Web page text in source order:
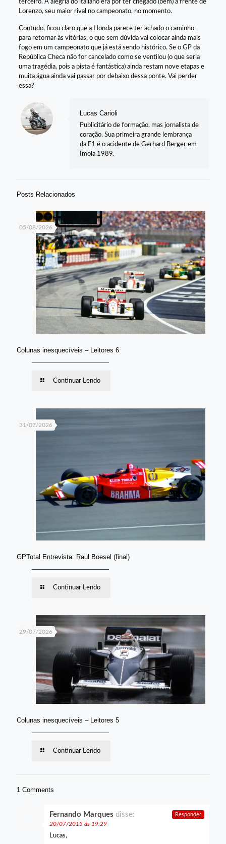
terceiro. A alegria do italiano era por ter chegado (bem) à frente de
Lorenzo, seu maior rival no campeonato, no momento.
Contudo, ficou claro que a Honda parece ter achado o caminho
para retornar às vitórias, o que sem dúvida vai colocar ainda mais
fogo em um campeonato que já está sendo histórico. Se o GP da
República Checa não for cancelado como se ventilou (o que seria
uma tragédia, pois a pista é fantástica) ainda restam nove etapas e
muita água ainda vai passar por debaixo dessa ponte. Vai perder
essa?
Lucas Carioli
Publicitário de formação, mas jornalista de
coração. Sua primeira grande lembrança
da F1 é o acidente de Gerhard Berger em
Imola 1989.
Posts Relacionados
05/08/2026
Colunas inesquecíveis – Leitores 6
Continuar Lendo
31/07/2026
GPTotal Entrevista: Raul Boesel (final)
Continuar Lendo
29/07/2026
Colunas inesquecíveis – Leitores 5
Continuar Lendo
1 Comments
Fernando Marques disse:
20/07/2015 às 19:29
Lucas,
Responder